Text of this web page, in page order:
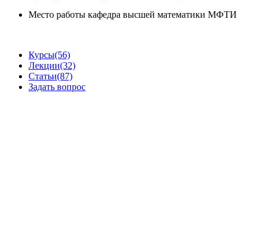
Место работы кафедра высшей математики МФТИ
Курсы(56)
Лекции(32)
Статьи(87)
Задать вопрос